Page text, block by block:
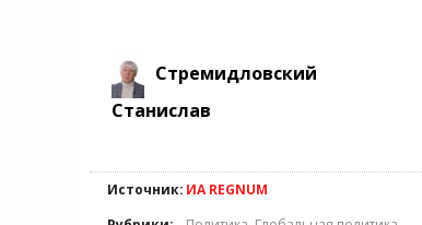
Стремидловский
Станислав
Источник: ИА REGNUM